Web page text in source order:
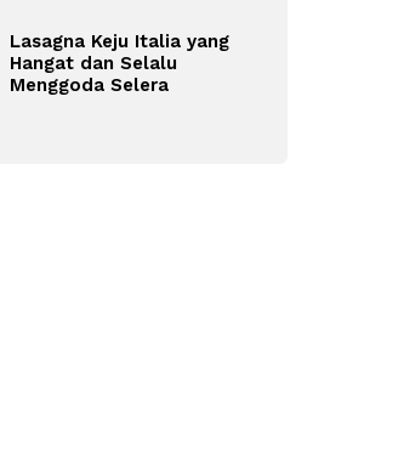
Lasagna Keju Italia yang
Hangat dan Selalu
Menggoda Selera